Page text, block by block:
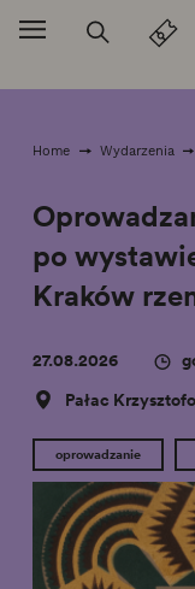
Przejdź do
Home Wydarzenia
po
Kraków
27.08.2026
Pałac
oprowadzanie